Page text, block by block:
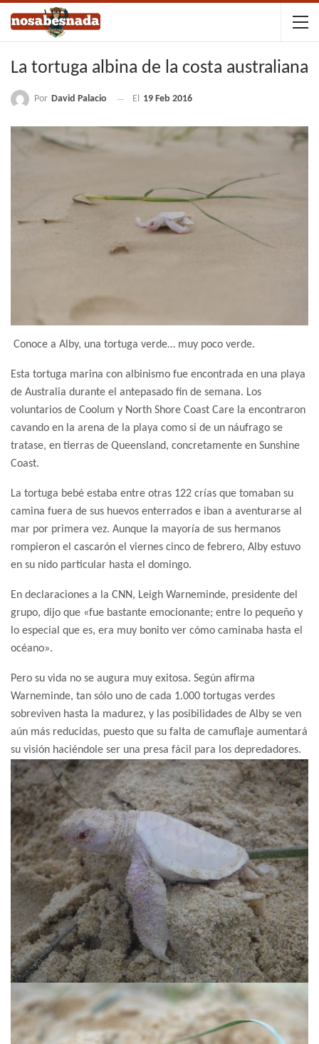
La tortuga albina de la costa australiana
Por David Palacio El 19 Feb 2016
Conoce a Alby, una tortuga verde… muy poco verde.
Esta tortuga marina con albinismo fue encontrada en una playa
de Australia durante el antepasado fin de semana. Los
voluntarios de Coolum y North Shore Coast Care la encontraron
cavando en la arena de la playa como si de un náufrago se
tratase, en tierras de Queensland, concretamente en Sunshine
Coast.
La tortuga bebé estaba entre otras 122 crías que tomaban su
camina fuera de sus huevos enterrados e iban a aventurarse al
mar por primera vez. Aunque la mayoría de sus hermanos
rompieron el cascarón el viernes cinco de febrero, Alby estuvo
en su nido particular hasta el domingo.
En declaraciones a la CNN, Leigh Warneminde, presidente del
grupo, dijo que «fue bastante emocionante; entre lo pequeño y
lo especial que es, era muy bonito ver cómo caminaba hasta el
océano».
Pero su vida no se augura muy exitosa. Según afirma
Warneminde, tan sólo uno de cada 1.000 tortugas verdes
sobreviven hasta la madurez, y las posibilidades de Alby se ven
aún más reducidas, puesto que su falta de camuflaje aumentará
su visión haciéndole ser una presa fácil para los depredadores.